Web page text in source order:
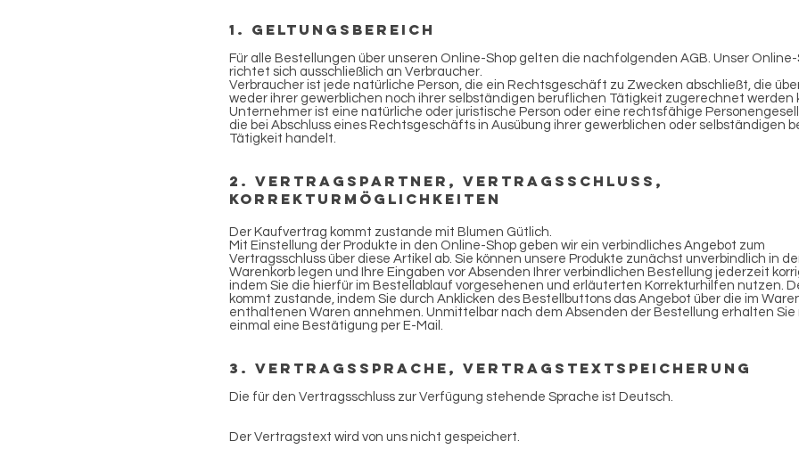
1. Geltungsbereich
Für alle Bestellungen über unseren Online-Shop gelten die nachfolgenden AGB. Unser Online-
richtet sich ausschließlich an Verbraucher.
Verbraucher ist jede natürliche Person, die ein Rechtsgeschäft zu Zwecken abschließt, die
weder ihrer gewerblichen noch ihrer selbständigen beruflichen Tätigkeit zugerechnet werden
Unternehmer ist eine natürliche oder juristische Person oder eine rechtsfähige
die bei Abschluss eines Rechtsgeschäfts in Ausübung ihrer gewerblichen oder selbständigen
Tätigkeit handelt.
2. Vertragspartner, Vertragsschluss,
Korrekturmöglichkeiten
Der Kaufvertrag kommt zustande mit Blumen Gütlich.
Mit Einstellung der Produkte in den Online-Shop geben wir ein verbindliches Angebot zum
Vertragsschluss über diese Artikel ab. Sie können unsere Produkte zunächst unverbindlich in
Warenkorb legen und Ihre Eingaben vor Absenden Ihrer verbindlichen Bestellung jederzeit
indem Sie die hierfür im Bestellablauf vorgesehenen und erläuterten Korrekturhilfen nutzen.
kommt zustande, indem Sie durch Anklicken des Bestellbuttons das Angebot über die im
enthaltenen Waren annehmen. Unmittelbar nach dem Absenden der Bestellung erhalten Sie
einmal eine Bestätigung per E-Mail.
3. Vertragssprache, Vertragstextspeicherung
Die für den Vertragsschluss zur Verfügung stehende Sprache ist Deutsch.
Der Vertragstext wird von uns nicht gespeichert.